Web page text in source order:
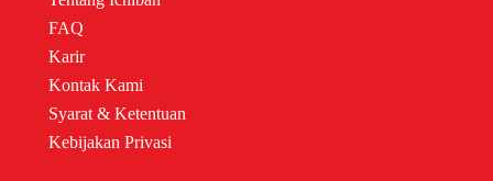
FAQ
Karir
Kontak Kami
Syarat & Ketentuan
Kebijakan Privasi